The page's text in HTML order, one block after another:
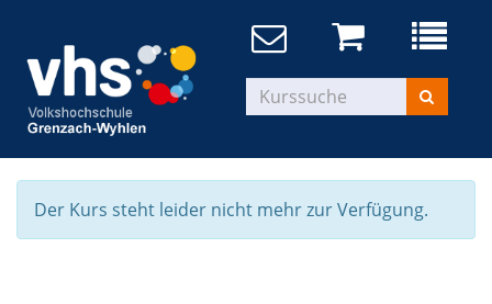
Der Kurs steht leider nicht mehr zur Verfügung.